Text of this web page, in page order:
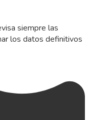
siempre las
los datos definitivos